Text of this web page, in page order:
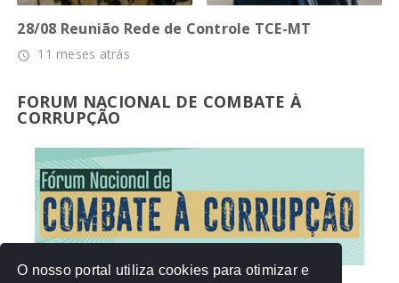
28/08 Reunião Rede de Controle TCE-MT
access_time 11 meses atrás
FORUM NACIONAL DE COMBATE À
CORRUPÇÃO
O nosso portal utiliza cookies para otimizar e